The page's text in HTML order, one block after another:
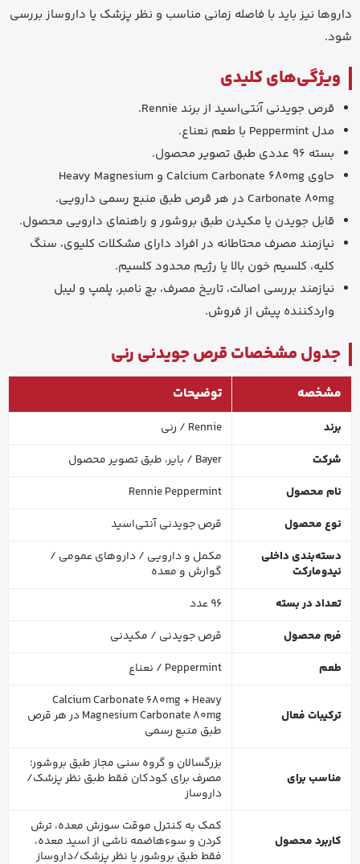
داروها نیز باید با فاصله زمانی مناسب و نظر پزشک یا داروساز بررسی
شود.
ویژگی‌های کلیدی
قرص جویدنی آنتی‌اسید از برند Rennie.
مدل Peppermint با طعم نعناع.
بسته 96 عددی طبق تصویر محصول.
حاوی Calcium Carbonate 680mg و Heavy Magnesium
Carbonate 80mg در هر قرص طبق منبع رسمی دارویی.
قابل جویدن یا مکیدن طبق بروشور و راهنمای دارویی محصول.
نیازمند مصرف محتاطانه در افراد دارای مشکلات کلیوی، سنگ
کلیه، کلسیم خون بالا یا رژیم محدود کلسیم.
نیازمند بررسی اصالت، تاریخ مصرف، بچ نامبر، پلمپ و لیبل
واردکننده پیش از فروش.
جدول مشخصات قرص جویدنی رنی
مشخصه توضیحات
برند
Rennie / رنی
شرکت
Bayer / بایر، طبق تصویر محصول
نام محصول
Rennie Peppermint
نوع محصول
قرص جویدنی آنتی‌اسید
دسته‌بندی داخلی
نیدومارکت
مکمل و دارویی / داروهای عمومی /
گوارش و معده
تعداد در بسته
96 عدد
فرم محصول
قرص جویدنی / مکیدنی
طعم
Peppermint / نعناع
ترکیبات فعال
Calcium Carbonate 680mg + Heavy
Magnesium Carbonate 80mg در هر قرص
طبق منبع رسمی
مناسب برای
بزرگسالان و گروه سنی مجاز طبق بروشور؛
مصرف برای کودکان فقط طبق نظر پزشک/
داروساز
کاربرد محصول
کمک به کنترل موقت سوزش معده، ترش
کردن و سوءهاضمه ناشی از اسید معده،
فقط طبق بروشور یا نظر پزشک/داروساز